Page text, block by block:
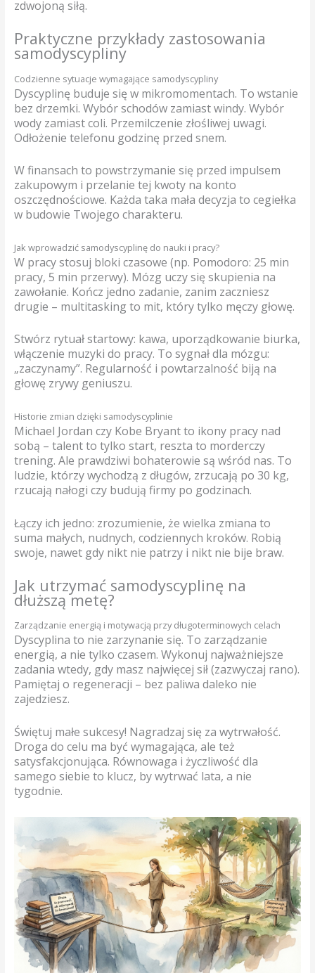
zdwojoną siłą.
Praktyczne przykłady zastosowania
samodyscypliny
Codzienne sytuacje wymagające samodyscypliny
Dyscyplinę buduje się w mikromomentach. To wstanie
bez drzemki. Wybór schodów zamiast windy. Wybór
wody zamiast coli. Przemilczenie złośliwej uwagi.
Odłożenie telefonu godzinę przed snem.
W finansach to powstrzymanie się przed impulsem
zakupowym i przelanie tej kwoty na konto
oszczędnościowe. Każda taka mała decyzja to cegiełka
w budowie Twojego charakteru.
Jak wprowadzić samodyscyplinę do nauki i pracy?
W pracy stosuj bloki czasowe (np. Pomodoro: 25 min
pracy, 5 min przerwy). Mózg uczy się skupienia na
zawołanie. Kończ jedno zadanie, zanim zaczniesz
drugie – multitasking to mit, który tylko męczy głowę.
Stwórz rytuał startowy: kawa, uporządkowanie biurka,
włączenie muzyki do pracy. To sygnał dla mózgu:
„zaczynamy”. Regularność i powtarzalność biją na
głowę zrywy geniuszu.
Historie zmian dzięki samodyscyplinie
Michael Jordan czy Kobe Bryant to ikony pracy nad
sobą – talent to tylko start, reszta to morderczy
trening. Ale prawdziwi bohaterowie są wśród nas. To
ludzie, którzy wychodzą z długów, zrzucają po 30 kg,
rzucają nałogi czy budują firmy po godzinach.
Łączy ich jedno: zrozumienie, że wielka zmiana to
suma małych, nudnych, codziennych kroków. Robią
swoje, nawet gdy nikt nie patrzy i nikt nie bije braw.
Jak utrzymać samodyscyplinę na
dłuższą metę?
Zarządzanie energią i motywacją przy długoterminowych celach
Dyscyplina to nie zarzynanie się. To zarządzanie
energią, a nie tylko czasem. Wykonuj najważniejsze
zadania wtedy, gdy masz najwięcej sił (zazwyczaj rano).
Pamiętaj o regeneracji – bez paliwa daleko nie
zajedziesz.
Świętuj małe sukcesy! Nagradzaj się za wytrwałość.
Droga do celu ma być wymagająca, ale też
satysfakcjonująca. Równowaga i życzliwość dla
samego siebie to klucz, by wytrwać lata, a nie
tygodnie.